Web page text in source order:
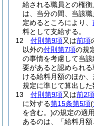
給される職員との権
は、当分の間、当該
定めるところにより、
料として支給する。
12
付則第9項又は前項
以外の付則第7項の規
の事情を考慮して当
要があると認められ
ける給料月額のほか、
規定に準じて算出した
13
付則第9項又は前2項
に対する第15条第5項(
を含む。)の規定の適
あるのは、「給料月